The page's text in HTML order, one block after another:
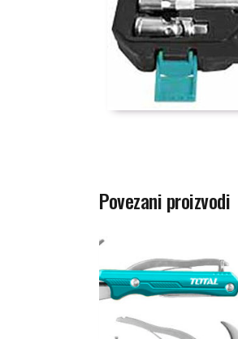
Povezani proizvodi